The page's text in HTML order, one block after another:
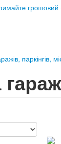
грошовий
паркінгів,